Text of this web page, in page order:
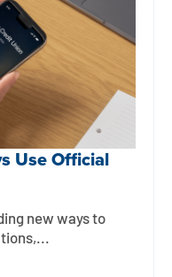
Use Official
new ways to